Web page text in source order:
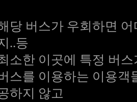
당 버스가 우회하면
..등
소한 이곳에 특정 버
스를 이용하는 이용객
하지 않고